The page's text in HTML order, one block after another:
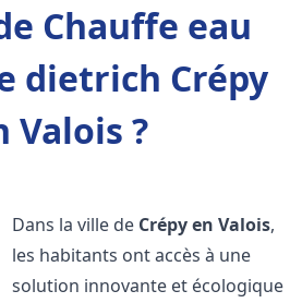
Chauffe eau
dietrich Crépy
Valois ?
Dans la ville de Crépy en Valois,
les habitants ont accès à une
solution innovante et écologique